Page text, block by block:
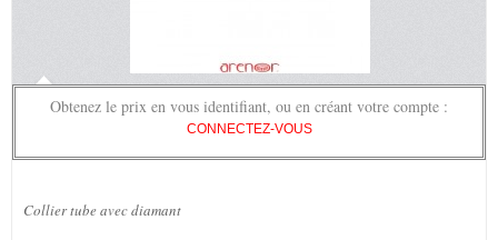
Obtenez le prix en vous identifiant, ou en créant votre compte :
CONNECTEZ-VOUS
Collier tube avec diamant